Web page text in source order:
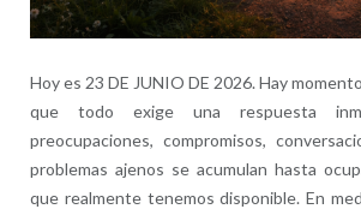
Hoy es 23 DE JUNIO DE 2026. Hay
que todo exige una respuesta
preocupaciones, compromisos,
problemas ajenos se acumulan hasta
que realmente tenemos disponible. En